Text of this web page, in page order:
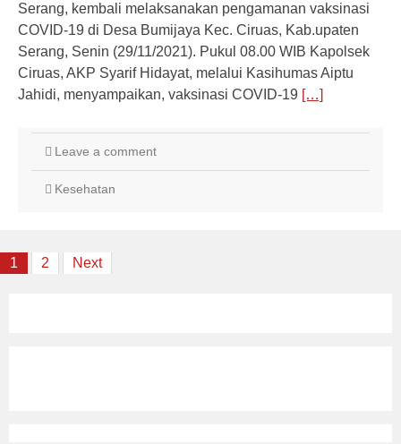
Serang, kembali melaksanakan pengamanan vaksinasi
COVID-19 di Desa Bumijaya Kec. Ciruas, Kab.upaten
Serang, Senin (29/11/2021). Pukul 08.00 WIB Kapolsek
Ciruas, AKP Syarif Hidayat, melalui Kasihumas Aiptu
Jahidi, menyampaikan, vaksinasi COVID-19 […]
Leave a comment
Kesehatan
Posts
1 2 Next